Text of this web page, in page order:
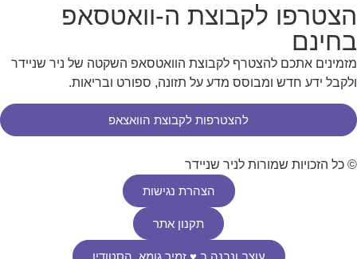
הצטרפו לקבוצת ה-וואטסאפ
בחינם
מזמינים אתכם להצטרף לקבוצת הוואטסאפ השקטה של ניר שניידר
ולקבל ידע חדש ומבוסס מדע על תזונה, ספורט ובריאות.
להצטרפות לקבוצת הוואצאפ
© כל הזכויות שמורות לניר שניידר
הצהרת נגישות
תקנון אתר